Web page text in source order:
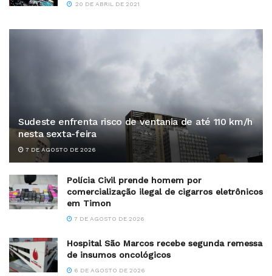
20 DE ABRIL DE 2021
Sudeste enfrenta risco de ventania de até 110 km/h
nesta sexta-feira
7 DE AGOSTO DE 2026
Polícia Civil prende homem por
comercialização ilegal de cigarros eletrônicos
em Timon
7 DE AGOSTO DE 2026
Hospital São Marcos recebe segunda remessa
de insumos oncológicos
6 DE AGOSTO DE 2026